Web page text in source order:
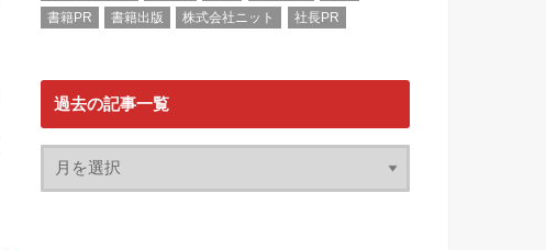
書籍PR
書籍出版 株式会社ニット 社長PR
過去の記事一覧